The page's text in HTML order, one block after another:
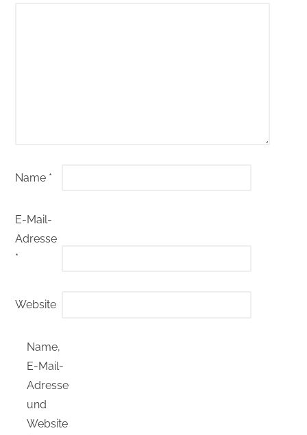
Name *
E-Mail-
Adresse
*
Website
Name,
E-Mail-
Adresse
und
Website